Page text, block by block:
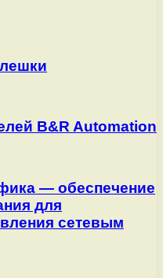
B&R Automation
— обеспечение
для
сетевым